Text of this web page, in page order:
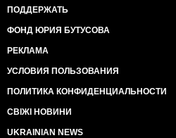
ПОДДЕРЖАТЬ
ФОНД ЮРИЯ БУТУСОВА
РЕКЛАМА
УСЛОВИЯ ПОЛЬЗОВАНИЯ
ПОЛИТИКА КОНФИДЕНЦИАЛЬНОСТИ
СВІЖІ НОВИНИ
UKRAINIAN NEWS